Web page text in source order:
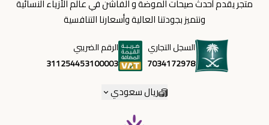
متجر يقدم أحدث صيحات الموضة و الفاشن في عالم الأزياء النسائية
ونتميز بجودتنا العالية وأسعارنا التنافسية
السجل التجاري
7034172978
الرقم الضريبي
311254453100003
ريال سعودي